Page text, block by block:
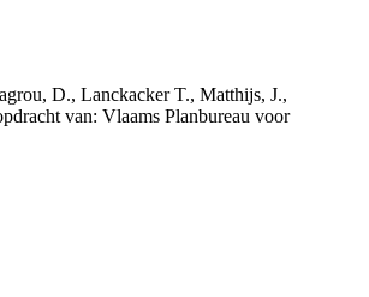
D., Lanckacker T., Matthijs, J.,
van: Vlaams Planbureau voor